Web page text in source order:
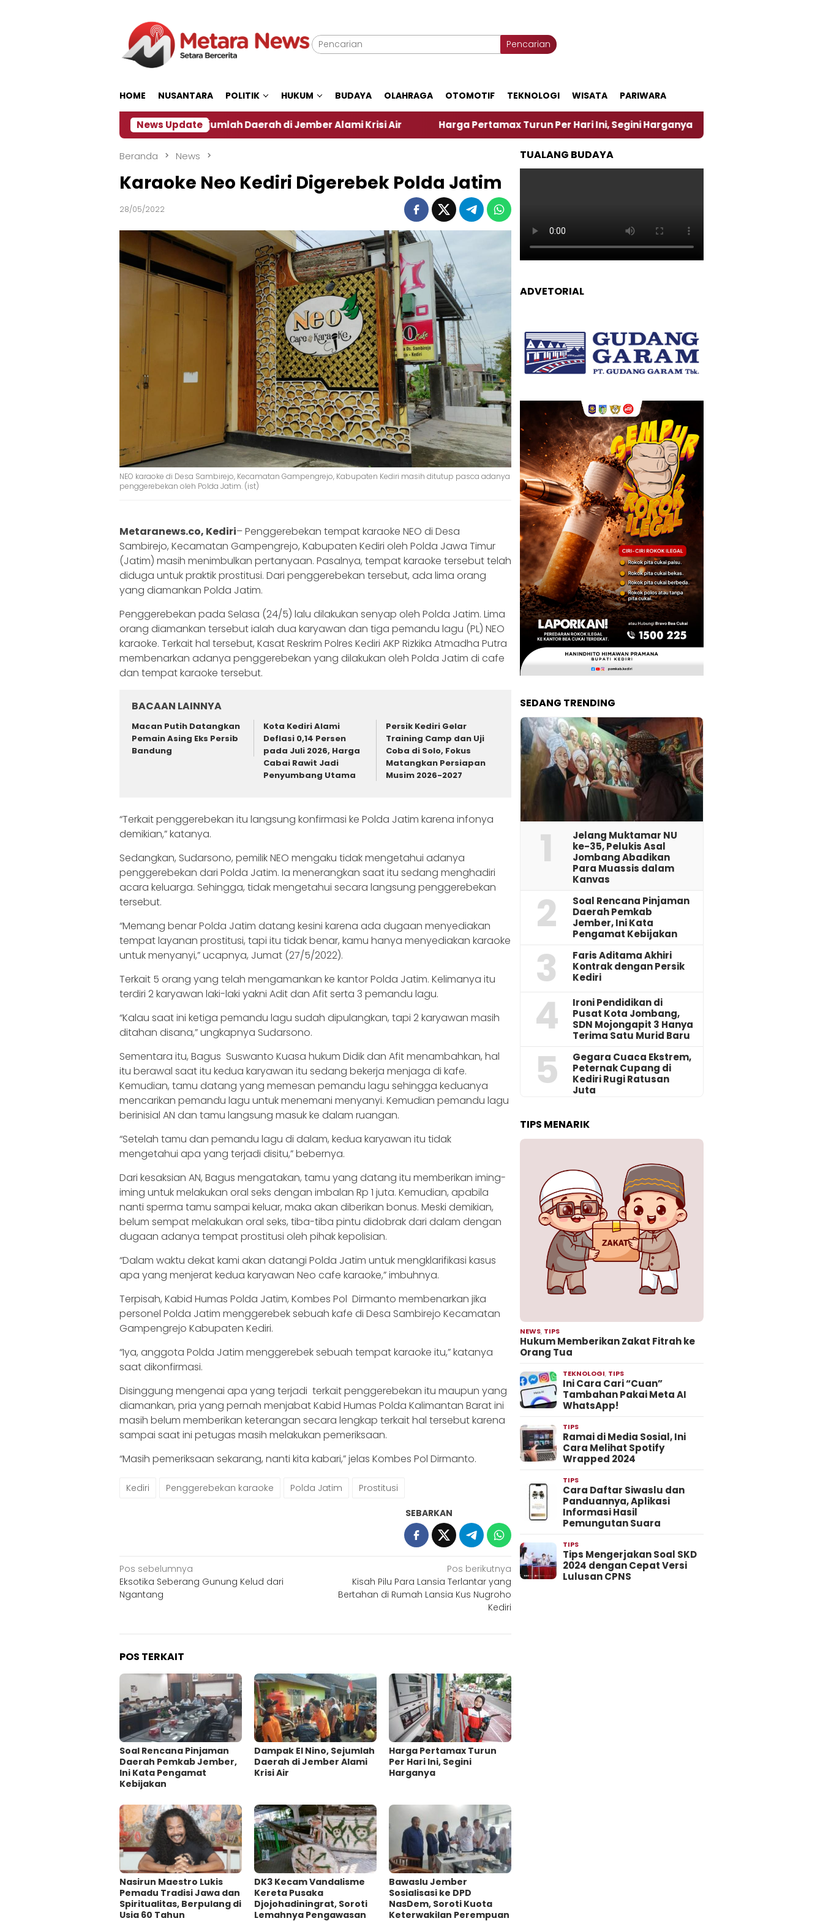
Pencarian
HOME NUSANTARA POLITIK HUKUM BUDAYA OLAHRAGA OTOMOTIF TEKNOLOGI WISATA PARIWARA
News Update
Dampak El Nino, Sejumlah Daerah di Jember Alami Krisi Air Harga Pertamax Turun Per Hari Ini, Segini Harganya ‎Nasirun Maestro Lukis Pemadu
Beranda News
Karaoke Neo Kediri Digerebek Polda Jatim
28/05/2022
NEO karaoke di Desa Sambirejo, Kecamatan Gampengrejo, Kabupaten Kediri masih ditutup pasca adanya
penggerebekan oleh Polda Jatim. (ist)
Metaranews.co, Kediri– Penggerebekan tempat karaoke NEO di Desa
Sambirejo, Kecamatan Gampengrejo, Kabupaten Kediri oleh Polda Jawa Timur
(Jatim) masih menimbulkan pertanyaan. Pasalnya, tempat karaoke tersebut telah
diduga untuk praktik prostitusi. Dari penggerebekan tersebut, ada lima orang
yang diamankan Polda Jatim.
Penggerebekan pada Selasa (24/5) lalu dilakukan senyap oleh Polda Jatim. Lima
orang diamankan tersebut ialah dua karyawan dan tiga pemandu lagu (PL) NEO
karaoke. Terkait hal tersebut, Kasat Reskrim Polres Kediri AKP Rizkika Atmadha Putra
membenarkan adanya penggerebekan yang dilakukan oleh Polda Jatim di cafe
dan tempat karaoke tersebut.
BACAAN LAINNYA
Macan Putih Datangkan
Pemain Asing Eks Persib
Bandung
Kota Kediri Alami
Deflasi 0,14 Persen
pada Juli 2026, Harga
Cabai Rawit Jadi
Penyumbang Utama
Persik Kediri Gelar
Training Camp dan Uji
Coba di Solo, Fokus
Matangkan Persiapan
Musim 2026-2027
“Terkait penggerebekan itu langsung konfirmasi ke Polda Jatim karena infonya
demikian,” katanya.
Sedangkan, Sudarsono, pemilik NEO mengaku tidak mengetahui adanya
penggerebekan dari Polda Jatim. Ia menerangkan saat itu sedang menghadiri
acara keluarga. Sehingga, tidak mengetahui secara langsung penggerebekan
tersebut.
“Memang benar Polda Jatim datang kesini karena ada dugaan menyediakan
tempat layanan prostitusi, tapi itu tidak benar, kamu hanya menyediakan karaoke
untuk menyanyi,” ucapnya, Jumat (27/5/2022).
Terkait 5 orang yang telah mengamankan ke kantor Polda Jatim. Kelimanya itu
terdiri 2 karyawan laki-laki yakni Adit dan Afit serta 3 pemandu lagu.
“Kalau saat ini ketiga pemandu lagu sudah dipulangkan, tapi 2 karyawan masih
ditahan disana,” ungkapnya Sudarsono.
Sementara itu, Bagus Suswanto Kuasa hukum Didik dan Afit menambahkan, hal
itu berawal saat itu kedua karyawan itu sedang bekerja menjaga di kafe.
Kemudian, tamu datang yang memesan pemandu lagu sehingga keduanya
mencarikan pemandu lagu untuk menemani menyanyi. Kemudian pemandu lagu
berinisial AN dan tamu langsung masuk ke dalam ruangan.
“Setelah tamu dan pemandu lagu di dalam, kedua karyawan itu tidak
mengetahui apa yang terjadi disitu,” bebernya.
Dari kesaksian AN, Bagus mengatakan, tamu yang datang itu memberikan iming-
iming untuk melakukan oral seks dengan imbalan Rp 1 juta. Kemudian, apabila
nanti sperma tamu sampai keluar, maka akan diberikan bonus. Meski demikian,
belum sempat melakukan oral seks, tiba-tiba pintu didobrak dari dalam dengan
dugaan adanya tempat prostitusi oleh pihak kepolisian.
“Dalam waktu dekat kami akan datangi Polda Jatim untuk mengklarifikasi kasus
apa yang menjerat kedua karyawan Neo cafe karaoke,” imbuhnya.
Terpisah, Kabid Humas Polda Jatim, Kombes Pol Dirmanto membenarkan jika
personel Polda Jatim menggerebek sebuah kafe di Desa Sambirejo Kecamatan
Gampengrejo Kabupaten Kediri.
“Iya, anggota Polda Jatim menggerebek sebuah tempat karaoke itu,” katanya
saat dikonfirmasi.
Disinggung mengenai apa yang terjadi terkait penggerebekan itu maupun yang
diamankan, pria yang pernah menjabat Kabid Humas Polda Kalimantan Barat ini
masih belum memberikan keterangan secara lengkap terkait hal tersebut karena
sampai saat ini petugas masih melakukan pemeriksaan.
“Masih pemeriksaan sekarang, nanti kita kabari,” jelas Kombes Pol Dirmanto.
Kediri Penggerebekan karaoke Polda Jatim Prostitusi
SEBARKAN
Navigasi
pos
Pos sebelumnya
Eksotika Seberang Gunung Kelud dari
Ngantang
Pos berikutnya
Kisah Pilu Para Lansia Terlantar yang
Bertahan di Rumah Lansia Kus Nugroho
Kediri
POS TERKAIT
‎Soal Rencana Pinjaman
Daerah Pemkab Jember,
Ini Kata Pengamat
Kebijakan ‎
Dampak El Nino, Sejumlah
Daerah di Jember Alami
Krisi Air
Harga Pertamax Turun
Per Hari Ini, Segini
Harganya
‎Nasirun Maestro Lukis
Pemadu Tradisi Jawa dan
Spiritualitas, Berpulang di
Usia 60 Tahun
DK3 Kecam Vandalisme
Kereta Pusaka
Djojohadiningrat, Soroti
Lemahnya Pengawasan
Bawaslu Jember
Sosialisasi ke DPD
NasDem, Soroti Kuota
Keterwakilan Perempuan
TUALANG BUDAYA
ADVETORIAL
SEDANG TRENDING
1
Jelang Muktamar NU
ke-35, Pelukis Asal
Jombang Abadikan
Para Muassis dalam
Kanvas
2
‎Soal Rencana Pinjaman
Daerah Pemkab
Jember, Ini Kata
Pengamat Kebijakan ‎
3
Faris Aditama Akhiri
Kontrak dengan Persik
Kediri
4
Ironi Pendidikan di
Pusat Kota Jombang,
SDN Mojongapit 3 Hanya
Terima Satu Murid Baru
5
‎Gegara Cuaca Ekstrem,
Peternak Cupang di
Kediri Rugi Ratusan
Juta
TIPS MENARIK
NEWS, TIPS
Hukum Memberikan Zakat Fitrah ke
Orang Tua
TEKNOLOGI, TIPS
Ini Cara Cari “Cuan”
Tambahan Pakai Meta AI
WhatsApp!
TIPS
Ramai di Media Sosial, Ini
Cara Melihat Spotify
Wrapped 2024
TIPS
Cara Daftar Siwaslu dan
Panduannya, Aplikasi
Informasi Hasil
Pemungutan Suara
TIPS
Tips Mengerjakan Soal SKD
2024 dengan Cepat Versi
Lulusan CPNS